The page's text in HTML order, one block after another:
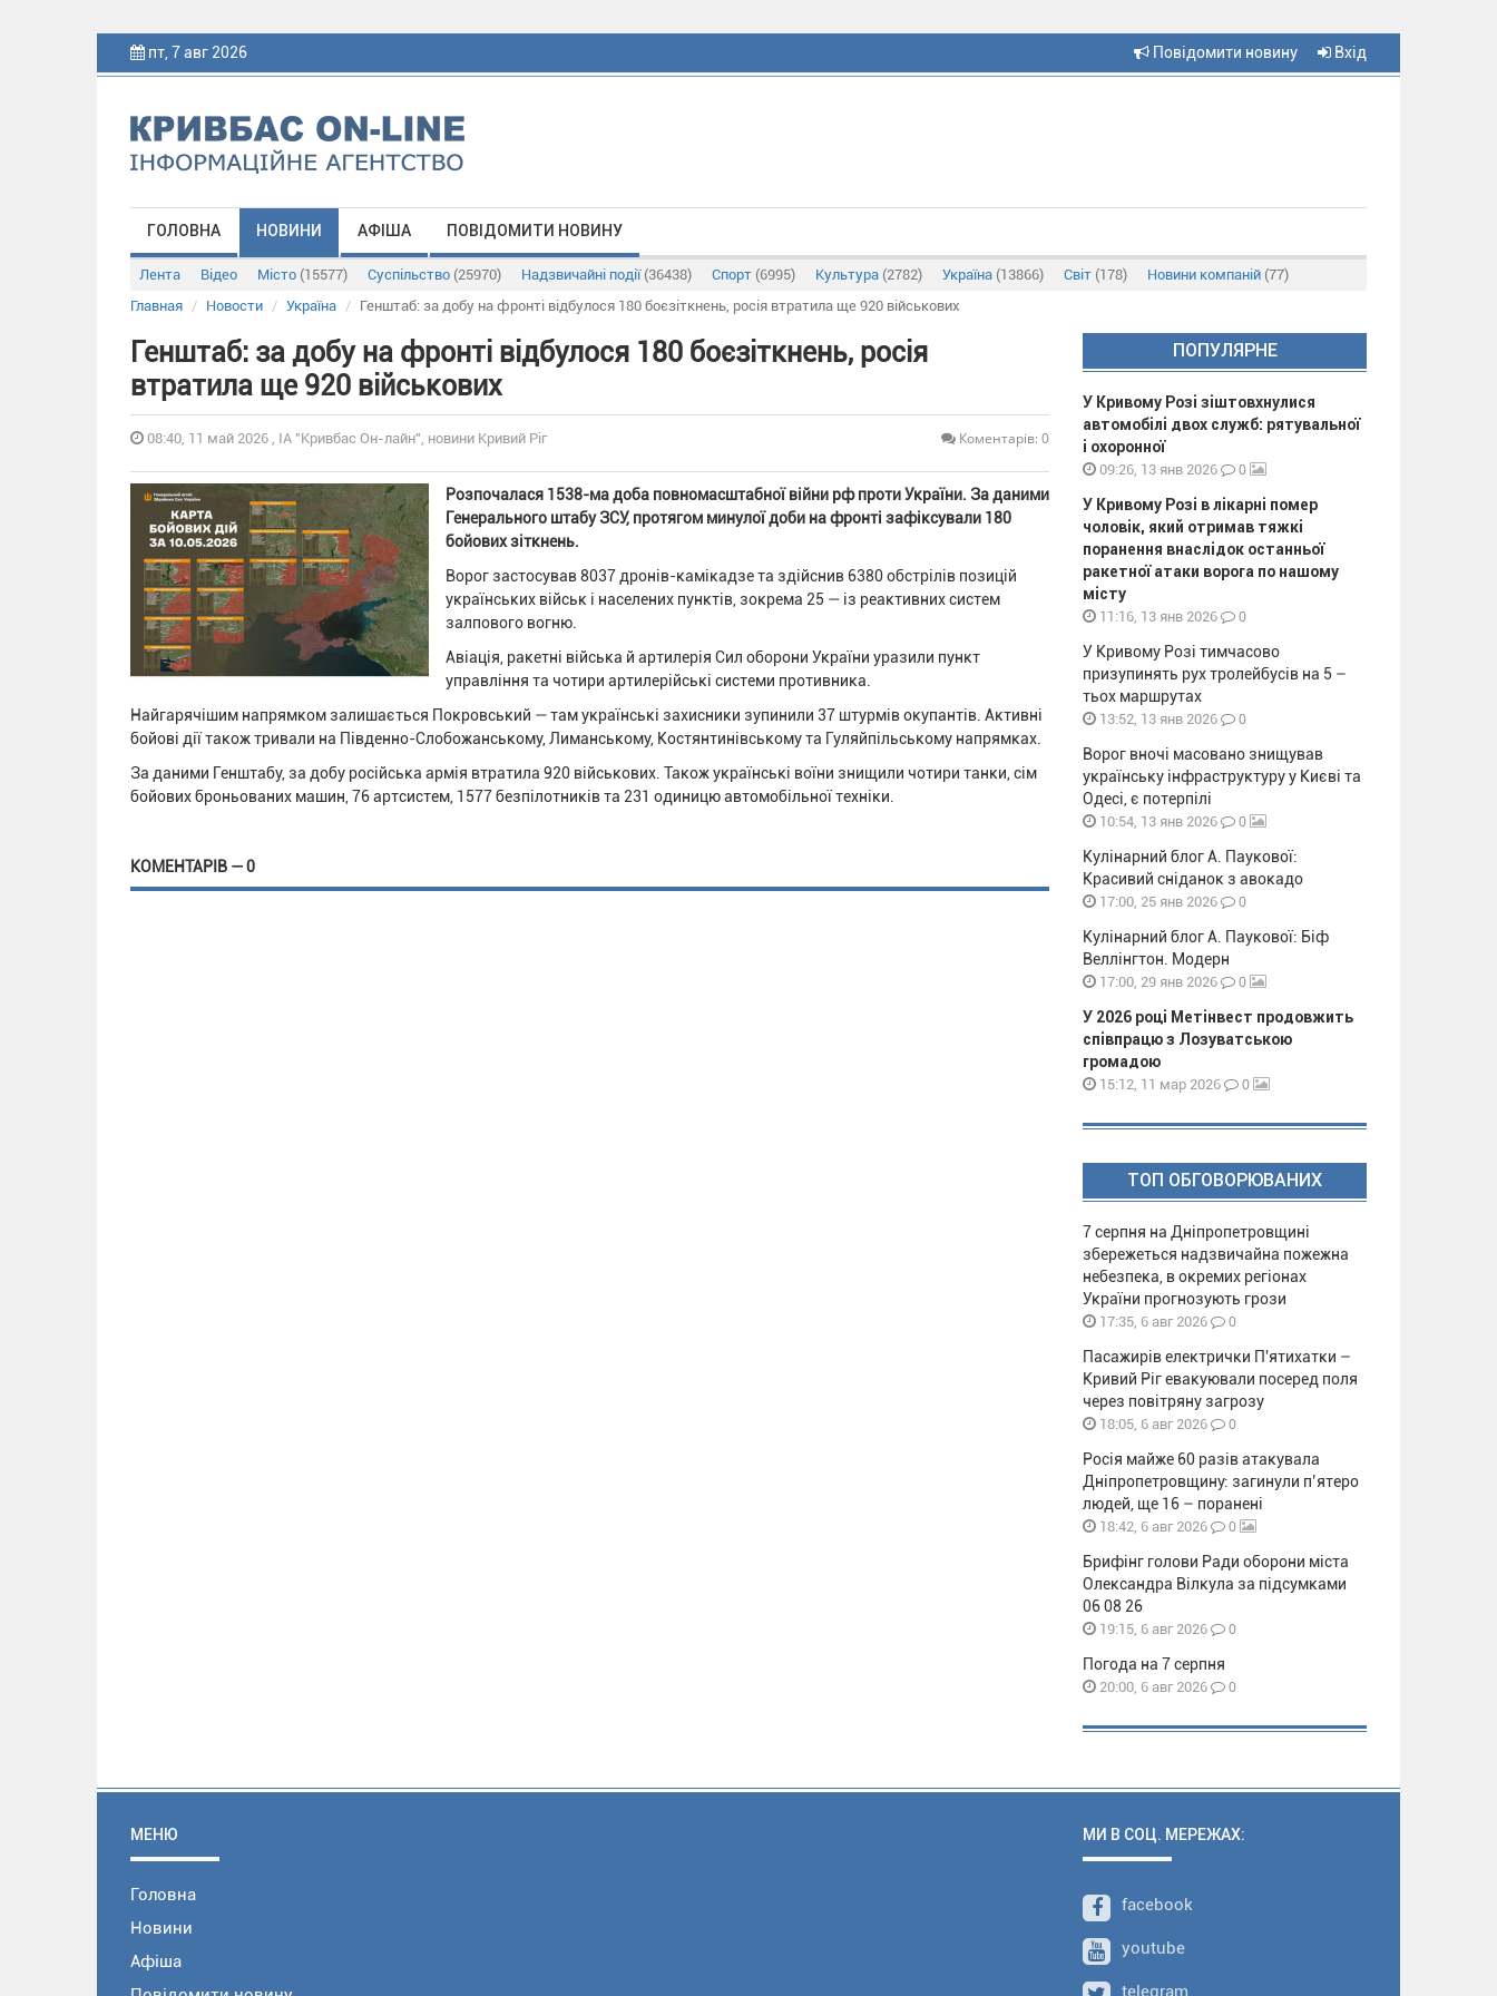
пт, 7 авг 2026 Повідомити новину Вхід
ГОЛОВНА НОВИНИ АФІША ПОВІДОМИТИ НОВИНУ
Лента Відео Місто (15577) Суспільство (25970) Надзвичайні події (36438) Спорт (6995) Культура (2782) Україна (13866) Світ (178) Новини компаній (77)
Главная
Новости Україна Генштаб: за добу на фронті відбулося 180 боєзіткнень, росія втратила ще 920 військових
Генштаб: за добу на фронті відбулося 180 боєзіткнень, росія
втратила ще 920 військових
08:40, 11 май 2026 , ІА "Кривбас Он-лайн", новини Кривий Ріг Коментарів: 0
Розпочалася 1538-ма доба повномасштабної війни рф проти України. За даними
Генерального штабу ЗСУ, протягом минулої доби на фронті зафіксували 180
бойових зіткнень.
Ворог застосував 8037 дронів-камікадзе та здійснив 6380 обстрілів позицій
українських військ і населених пунктів, зокрема 25 — із реактивних систем
залпового вогню.
Авіація, ракетні війська й артилерія Сил оборони України уразили пункт
управління та чотири артилерійські системи противника.
Найгарячішим напрямком залишається Покровський — там українські захисники зупинили 37 штурмів окупантів. Активні
бойові дії також тривали на Південно-Слобожанському, Лиманському, Костянтинівському та Гуляйпільському напрямках.
За даними Генштабу, за добу російська армія втратила 920 військових. Також українські воїни знищили чотири танки, сім
бойових броньованих машин, 76 артсистем, 1577 безпілотників та 231 одиницю автомобільної техніки.
КОМЕНТАРІВ — 0
ПОПУЛЯРНЕ
У Кривому Розі зіштовхнулися
автомобілі двох служб: рятувальної
і охоронної
09:26, 13 янв 2026 0
У Кривому Розі в лікарні помер
чоловік, який отримав тяжкі
поранення внаслідок останньої
ракетної атаки ворога по нашому
місту
11:16, 13 янв 2026 0
У Кривому Розі тимчасово
призупинять рух тролейбусів на 5 –
тьох маршрутах
13:52, 13 янв 2026 0
Ворог вночі масовано знищував
українську інфраструктуру у Києві та
Одесі, є потерпілі
10:54, 13 янв 2026 0
Кулінарний блог А. Паукової:
Красивий сніданок з авокадо
17:00, 25 янв 2026 0
Кулінарний блог А. Паукової: Біф
Веллінгтон. Модерн
17:00, 29 янв 2026 0
У 2026 році Метінвест продовжить
співпрацю з Лозуватською
громадою
15:12, 11 мар 2026 0
ТОП ОБГОВОРЮВАНИХ
7 серпня на Дніпропетровщині
збережеться надзвичайна пожежна
небезпека, в окремих регіонах
України прогнозують грози
17:35, 6 авг 2026 0
Пасажирів електрички П'ятихатки –
Кривий Ріг евакуювали посеред поля
через повітряну загрозу
18:05, 6 авг 2026 0
Росія майже 60 разів атакувала
Дніпропетровщину: загинули п’ятеро
людей, ще 16 – поранені
18:42, 6 авг 2026 0
Брифінг голови Ради оборони міста
Олександра Вілкула за підсумками
06 08 26
19:15, 6 авг 2026 0
Погода на 7 серпня
20:00, 6 авг 2026 0
МЕНЮ
Головна
Новини
Афіша
МИ В СОЦ. МЕРЕЖАХ:
facebook
youtube
telegram